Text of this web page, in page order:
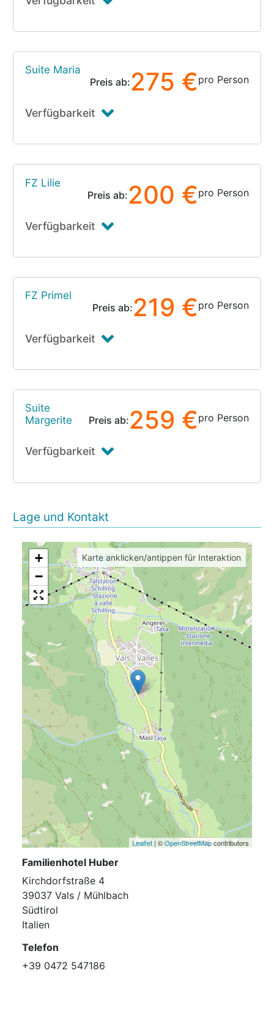
Suite Maria
Preis ab:275 €pro Person
Verfügbarkeit
FZ Lilie
Preis ab:200 €pro Person
Verfügbarkeit
FZ Primel
Preis ab:219 €pro Person
Verfügbarkeit
Suite
Margerite
Preis ab:259 €pro Person
Verfügbarkeit
Lage und Kontakt
+
−
Leaflet | ©OpenStreetMapcontributors
Karte anklicken/antippen für Interaktion
Familienhotel Huber
Kirchdorfstraße 4
39037 Vals / Mühlbach
Südtirol
Italien
Telefon
+39 0472 547186